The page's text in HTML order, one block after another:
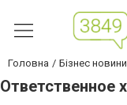
Головна Бізнес новини
Ответственное